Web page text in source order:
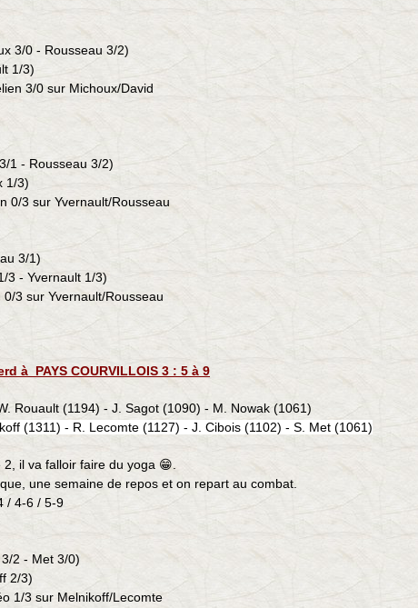
3/0 - Rousseau 3/2)
1/3)
3/0 sur Michoux/David
3/1 - Rousseau 3/2)
1/3)
0/3 sur Yvernault/Rousseau
3/1)
3 - Yvernault 1/3)
3 sur Yvernault/Rousseau
à PAYS COURVILLOIS 3 : 5 à 9
Rouault (1194) - J. Sagot (1090) - M. Nowak (1061)
(1311) - R. Lecomte (1127) - J. Cibois (1102) - S. Met (1061)
il va falloir faire du yoga 😁
une semaine de repos et on repart au combat.
/ 4-6 / 5-9
3/2 - Met 3/0)
2/3)
1/3 sur Melnikoff/Lecomte